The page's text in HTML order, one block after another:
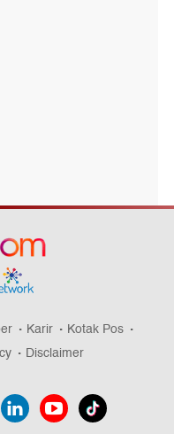
Karir
Kotak Pos
Disclaimer